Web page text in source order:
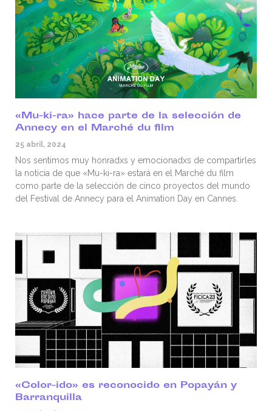
«Mu-ki-ra» hace parte de la selección de
Annecy en el Marché du film
25 abril, 2024
Nos sentimos muy honradxs y emocionadxs de compartirles
la noticia de que «Mu-ki-ra» estará en el Marché du film
como parte de la selección de cinco proyectos del mundo
del Festival de Annecy para el Animation Day en Cannes.
«Color-ido» es reconocido en Popayán y
Barranquilla